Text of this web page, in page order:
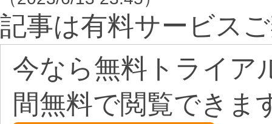
記事は有料サービス
今なら無料トライア
間無料で閲覧できま